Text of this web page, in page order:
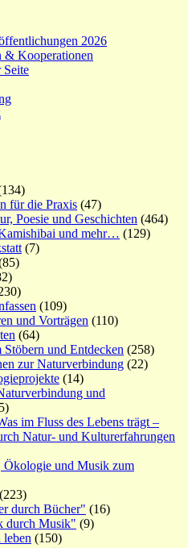
2026
& Kooperationen
für die Praxis (47)
Poesie und Geschichten (464)
und mehr… (129)
(7)
(109)
und Vorträgen (110)
(64)
und Entdecken (258)
zur Naturverbindung (22)
(14)
und
im Fluss des Lebens trägt –
Natur- und Kulturerfahrungen
Ökologie und Musik zum
(223)
durch Bücher" (16)
durch Musik" (9)
leben (150)